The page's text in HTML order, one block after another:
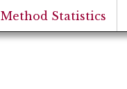
Method Statistics